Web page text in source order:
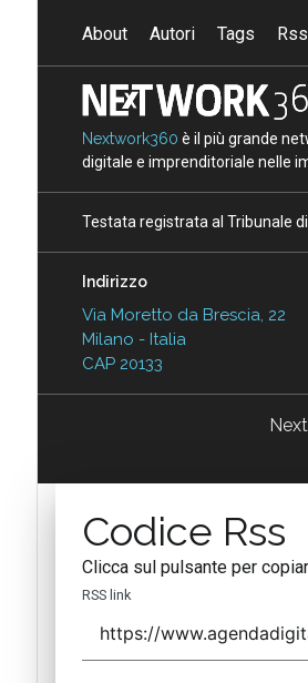
About Autori Tags
Nextwork360 è il più grande
digitale e imprenditoriale nelle
Testata registrata al Tribunale
Indirizzo
Via Moretto da Brescia, 22
Milano - Italia
CAP 20133
Codice Rss
Clicca sul pulsante per
RSS link